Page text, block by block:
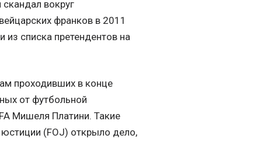
вокруг
франков в 2011
списка претендентов на
проходивших в конце
от футбольной
Мишеля Платини. Такие
(FOJ) открыло дело,